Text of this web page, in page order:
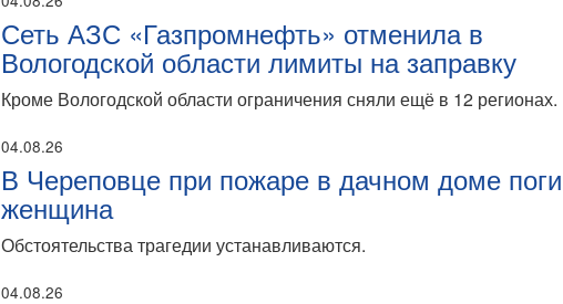
Сеть АЗС «Газпромнефть» отменила в
Вологодской области лимиты на заправку
Кроме Вологодской области ограничения сняли ещё в 12 регионах.
04.08.26
В Череповце при пожаре в дачном доме
женщина
Обстоятельства трагедии устанавливаются.
04.08.26